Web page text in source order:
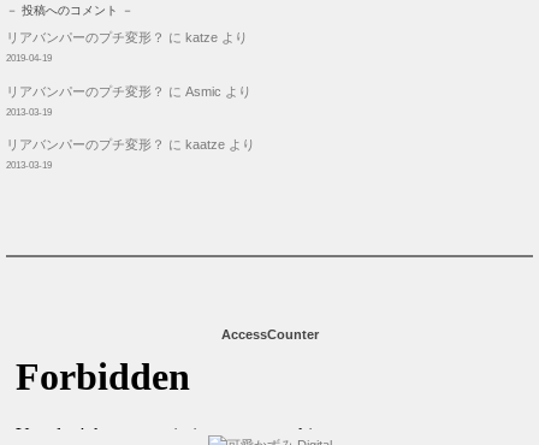
－ 投稿へのコメント －
リアバンパーのプチ変形？ に katze より
2019-04-19
リアバンパーのプチ変形？ に Asmic より
2013-03-19
リアバンパーのプチ変形？ に kaatze より
2013-03-19
AccessCounter